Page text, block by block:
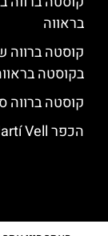
בראווה
קוסטה ברווה
בקוסטה
קוסטה ברווה
הכפר Sant Martí Vell (30 דקות נסיעה מגירונה)